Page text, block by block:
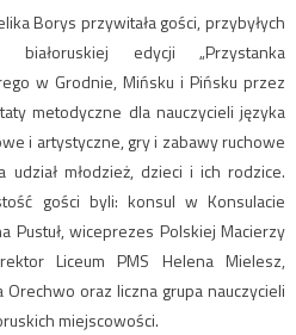
Borys przywitała gości, przybyłych
edycji „Przystanka
w Grodnie, Mińsku i Pińsku przez
metodyczne dla nauczycieli języka
i artystyczne, gry i zabawy ruchowe
młodzież, dzieci i ich rodzice.
gości byli: konsul w Konsulacie
Pustuł, wiceprezes Polskiej Macierzy
Liceum PMS Helena Mielesz,
oraz liczna grupa nauczycieli
miejscowości.